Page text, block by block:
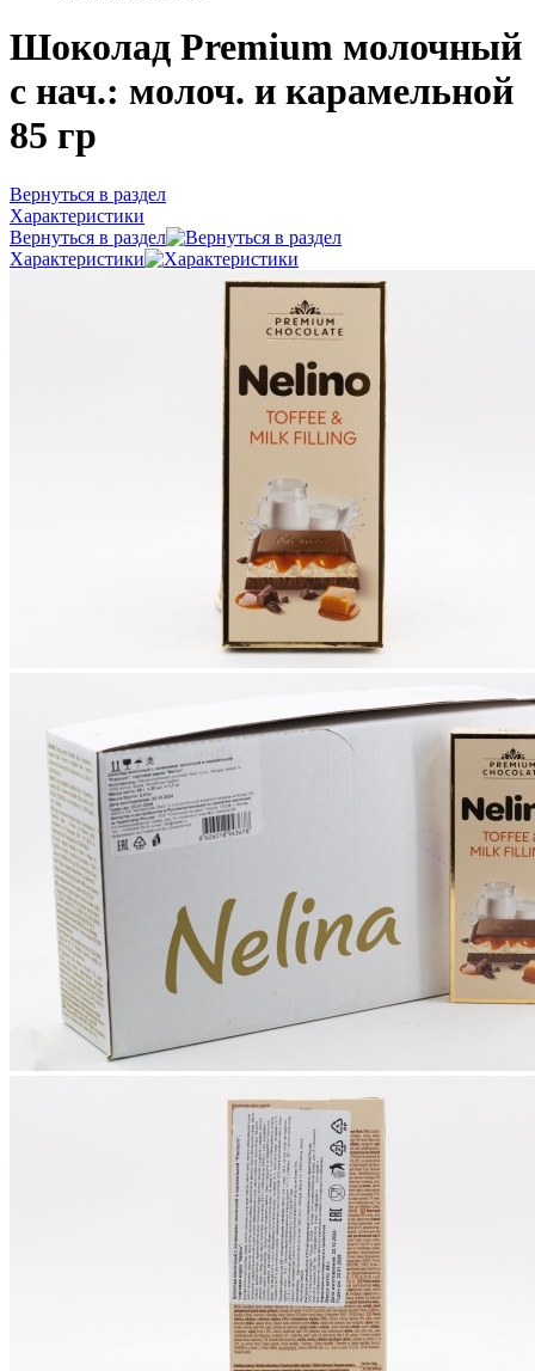
Шоколад Premium молочный
с нач.: молоч. и карамельной
85 гр
Вернуться в раздел
Характеристики
Вернуться в раздел
Характеристики